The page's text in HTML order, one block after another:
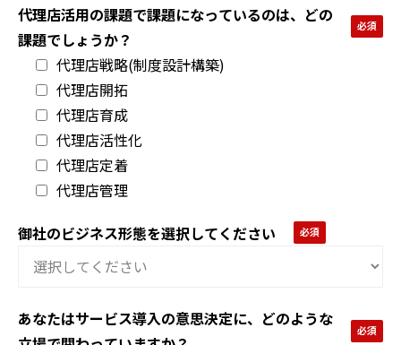
代理店活用の課題で課題になっているのは、どの
課題でしょうか？
代理店戦略(制度設計構築)
代理店開拓
代理店育成
代理店活性化
代理店定着
代理店管理
御社のビジネス形態を選択してください
あなたはサービス導入の意思決定に、どのような